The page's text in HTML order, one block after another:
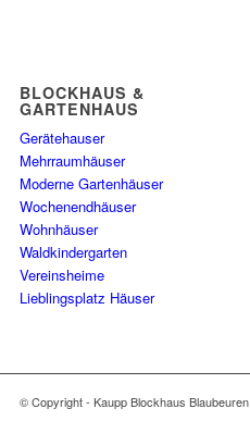
BLOCKHAUS &
GARTENHAUS
Gerätehauser
Mehrraumhäuser
Moderne Gartenhäuser
Wochenendhäuser
Wohnhäuser
Waldkindergarten
Vereinsheime
Lieblingsplatz Häuser
© Copyright - Kaupp Blockhaus Blaubeuren